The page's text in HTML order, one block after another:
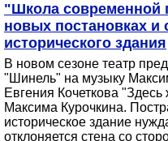
"Школа современной
новых постановках и
исторического здания
В новом сезоне театр
"Шинель" на музыку
Евгения Кочеткова
Максима Курочкина.
историческое здание
отклоняется стена со